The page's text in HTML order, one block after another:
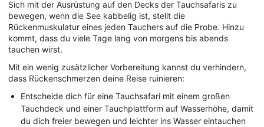
Sich mit der Ausrüstung auf den Decks der Tauchsafaris zu
bewegen, wenn die See kabbelig ist, stellt die
Rückenmuskulatur eines jeden Tauchers auf die Probe. Hinzu
kommt, dass du viele Tage lang von morgens bis abends
tauchen wirst.
Mit ein wenig zusätzlicher Vorbereitung kannst du verhindern,
dass Rückenschmerzen deine Reise ruinieren:
Entscheide dich für eine Tauchsafari mit einem großen
Tauchdeck und einer Tauchplattform auf Wasserhöhe, damit
du dich freier bewegen und leichter ins Wasser eintauchen